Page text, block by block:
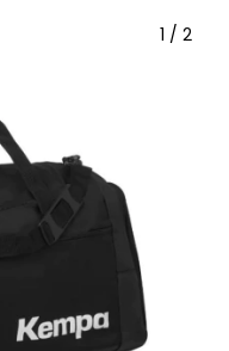
1 / 2